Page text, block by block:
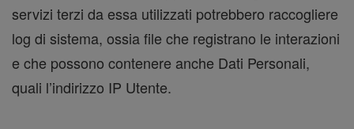
servizi terzi da essa utilizzati potrebbero raccogliere
log di sistema, ossia file che registrano le interazioni
e che possono contenere anche Dati Personali,
quali l’indirizzo IP Utente.